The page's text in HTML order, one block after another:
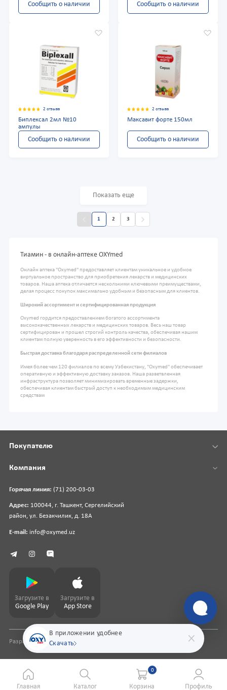
Сообщить о наличии Сообщить о наличии
2 отзыва
Биплексал 2мл №10
ампулы
Сообщить о наличии
2 отзыва
Максавит форте 150мл
Сообщить о наличии
Показать еще
1 2 3
Тиамин - в онлайн-аптеке OXYmed
Онлайн аптека "Oxymed" предоставляет клиентам уникальное и удобное
виртуальное пространство для приобретения лекарств и медицинских
товаров. Наша аптека отличается несколькими ключевыми преимуществами,
делая процесс покупок максимально удобным и безопасным для клиентов.
Широкий ассортимент и сертифицированная продукция
Oxymed гордится предоставлением богатого ассортимента
высококачественных лекарств и медицинских товаров. Весь наш товар
сертифицирован и прошел строгий контроль качества, обеспечивая нашим
клиентам полную уверенность в его эффективности и безопасности.
Быстрая доставка благодаря распределенной сети филиалов
Имея более чем 120 филиалов по всему Узбекистану, "Oxymed" обеспечивает
оперативную и эффективную доставку заказов. Наша разветвленная
инфраструктура позволяет минимизировать временные задержки,
обеспечивая клиентам быстрый доступ к необходимым медицинским
средствам
В приложении удобнее
Скачать
Горячая линия: (71) 200-03-03
Адрес: 100044, г. Ташкент, Сергелийский
район, ул. Безакчилик, д. 18А
E-mail: info@oxymed.uz
Покупателю
Компания
Загрузите в
Google Play
Загрузите в
App Store
Разработка сайтаpharmit.uz
Главная Каталог
0
Корзина Профиль